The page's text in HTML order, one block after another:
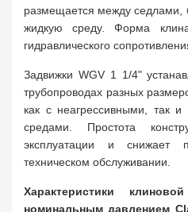
размещается между седлами,
жидкую среду. Форма
гидравлического
Задвижки WGV 1 1/4"
трубопроводах разных
как с неагрессивными, так
средами. Простота
эксплуатации и снижает
техническом обслуживании.
Характеристики
номинальным давлением